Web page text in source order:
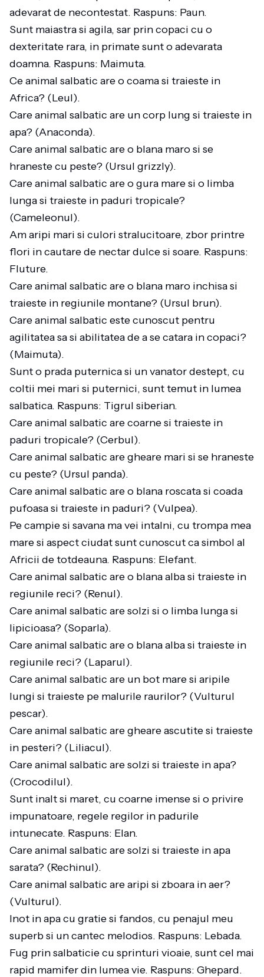
adevarat de necontestat. Raspuns: Paun.
Sunt maiastra si agila, sar prin copaci cu o
dexteritate rara, in primate sunt o adevarata
doamna. Raspuns: Maimuta.
Ce animal salbatic are o coama si traieste in
Africa? (Leul).
Care animal salbatic are un corp lung si traieste in
apa? (Anaconda).
Care animal salbatic are o blana maro si se
hraneste cu peste? (Ursul grizzly).
Care animal salbatic are o gura mare si o limba
lunga si traieste in paduri tropicale?
(Cameleonul).
Am aripi mari si culori stralucitoare, zbor printre
flori in cautare de nectar dulce si soare. Raspuns:
Fluture.
Care animal salbatic are o blana maro inchisa si
traieste in regiunile montane? (Ursul brun).
Care animal salbatic este cunoscut pentru
agilitatea sa si abilitatea de a se catara in copaci?
(Maimuta).
Sunt o prada puternica si un vanator destept, cu
coltii mei mari si puternici, sunt temut in lumea
salbatica. Raspuns: Tigrul siberian.
Care animal salbatic are coarne si traieste in
paduri tropicale? (Cerbul).
Care animal salbatic are gheare mari si se hraneste
cu peste? (Ursul panda).
Care animal salbatic are o blana roscata si coada
pufoasa si traieste in paduri? (Vulpea).
Pe campie si savana ma vei intalni, cu trompa mea
mare si aspect ciudat sunt cunoscut ca simbol al
Africii de totdeauna. Raspuns: Elefant.
Care animal salbatic are o blana alba si traieste in
regiunile reci? (Renul).
Care animal salbatic are solzi si o limba lunga si
lipicioasa? (Soparla).
Care animal salbatic are o blana alba si traieste in
regiunile reci? (Laparul).
Care animal salbatic are un bot mare si aripile
lungi si traieste pe malurile raurilor? (Vulturul
pescar).
Care animal salbatic are gheare ascutite si traieste
in pesteri? (Liliacul).
Care animal salbatic are solzi si traieste in apa?
(Crocodilul).
Sunt inalt si maret, cu coarne imense si o privire
impunatoare, regele regilor in padurile
intunecate. Raspuns: Elan.
Care animal salbatic are solzi si traieste in apa
sarata? (Rechinul).
Care animal salbatic are aripi si zboara in aer?
(Vulturul).
Inot in apa cu gratie si fandos, cu penajul meu
superb si un cantec melodios. Raspuns: Lebada.
Fug prin salbaticie cu sprinturi vioaie, sunt cel mai
rapid mamifer din lumea vie. Raspuns: Ghepard.